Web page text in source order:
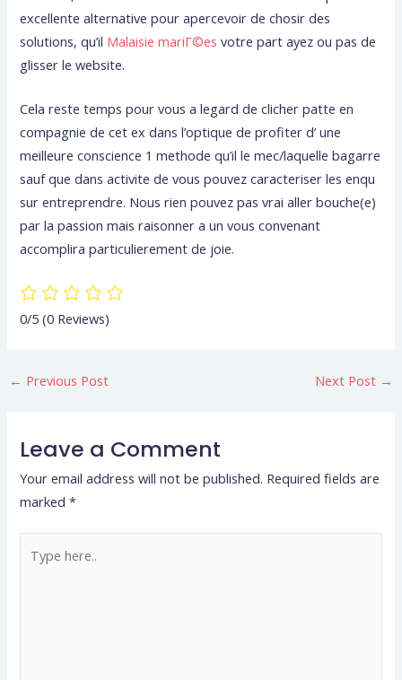
excellente alternative pour apercevoir de chosir des
solutions, qu’il Malaisie mariГ©es votre part ayez ou pas de
glisser le website.
Cela reste temps pour vous a legard de clicher patte en
compagnie de cet ex dans l’optique de profiter d’ une
meilleure conscience 1 methode qu’il le mec/laquelle bagarre
sauf que dans activite de vous pouvez caracteriser les enqu
sur entreprendre. Nous rien pouvez pas vrai aller bouche(e)
par la passion mais raisonner a un vous convenant
accomplira particulierement de joie.
0/5(0 Reviews)
← Previous Post Next Post →
Leave a Comment
Your email address will not be published. Required fields are
marked*
here..